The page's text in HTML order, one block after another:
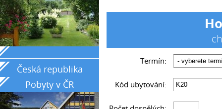
_____________________________________________
Česká republika
Pobyty v ČR
Termín:
Kód ubytování: